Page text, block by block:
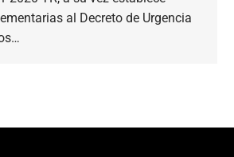
al Decreto de Urgencia